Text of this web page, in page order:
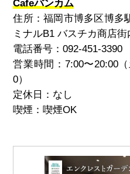
Cafeバンカム
住所：福岡市博多区博
ミナルB1 バスチカ商店街
電話番号：092-451-3390
営業時間：7:00〜20:00
0）
定休日：なし
喫煙：喫煙OK